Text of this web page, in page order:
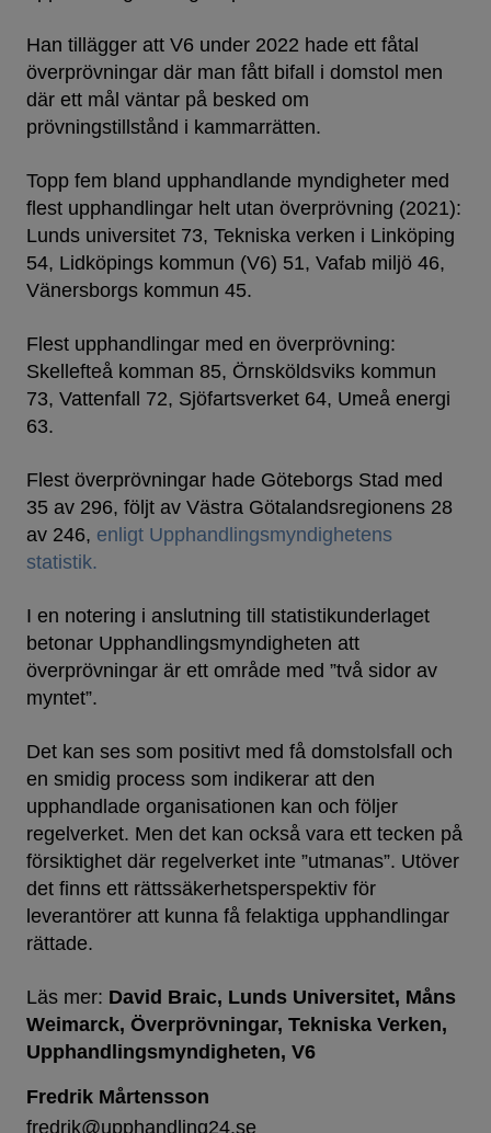
Han tillägger att V6 under 2022 hade ett fåtal
överprövningar där man fått bifall i domstol men
där ett mål väntar på besked om
prövningstillstånd i kammarrätten.
Topp fem bland upphandlande myndigheter med
flest upphandlingar helt utan överprövning (2021):
Lunds universitet 73, Tekniska verken i Linköping
54, Lidköpings kommun (V6) 51, Vafab miljö 46,
Vänersborgs kommun 45.
Flest upphandlingar med en överprövning:
Skellefteå komman 85, Örnsköldsviks kommun
73, Vattenfall 72, Sjöfartsverket 64, Umeå energi
63.
Flest överprövningar hade Göteborgs Stad med
35 av 296, följt av Västra Götalandsregionens 28
av 246, enligt Upphandlingsmyndighetens
statistik.
I en notering i anslutning till statistikunderlaget
betonar Upphandlingsmyndigheten att
överprövningar är ett område med ”två sidor av
myntet”.
Det kan ses som positivt med få domstolsfall och
en smidig process som indikerar att den
upphandlade organisationen kan och följer
regelverket. Men det kan också vara ett tecken på
försiktighet där regelverket inte ”utmanas”. Utöver
det finns ett rättssäkerhetsperspektiv för
leverantörer att kunna få felaktiga upphandlingar
rättade.
Läs mer: David Braic Lunds Universitet Måns
Weimarck Överprövningar Tekniska Verken
Upphandlingsmyndigheten V6
Fredrik Mårtensson
fredrik@upphandling24.se